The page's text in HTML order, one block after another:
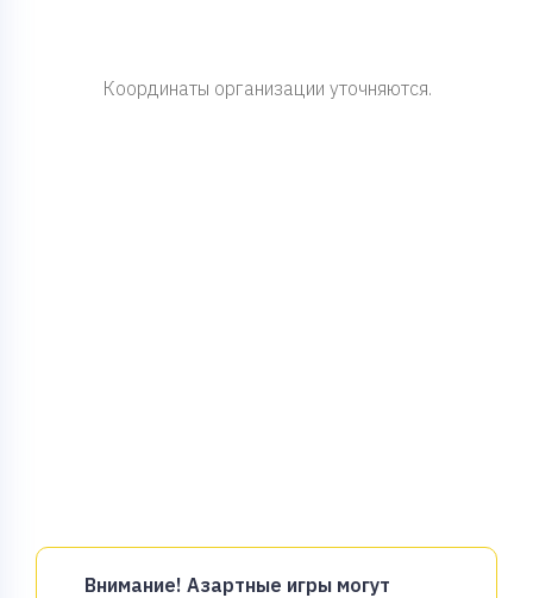
Координаты организации уточняются.
Внимание! Азартные игры могут